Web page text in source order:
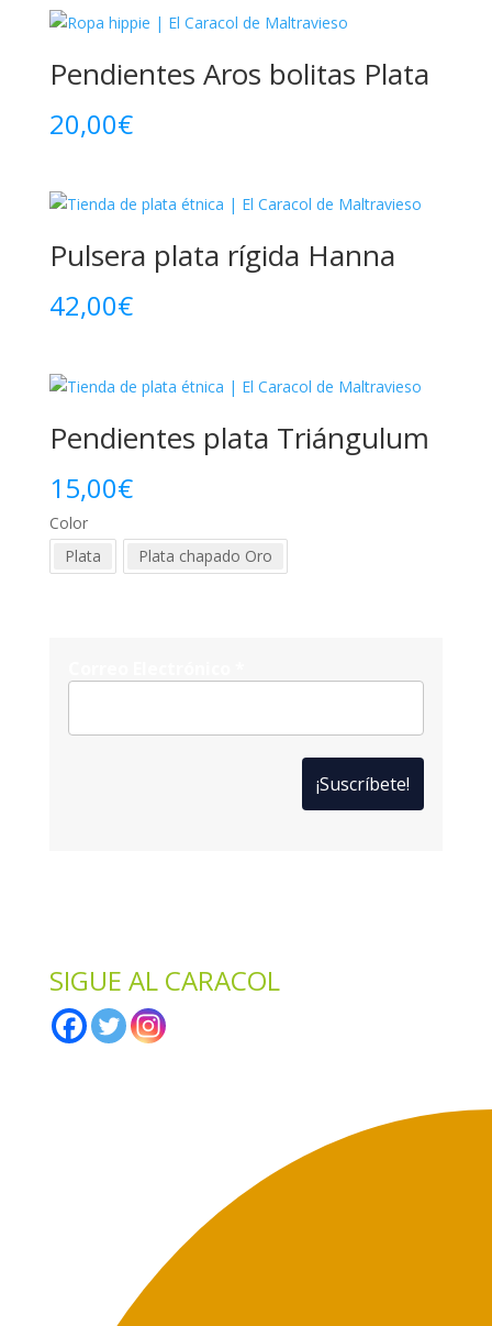
Pendientes Aros bolitas Plata
20,00€
Pulsera plata rígida Hanna
42,00€
Pendientes plata Triángulum
15,00€
Color
Plata
Plata chapado Oro
SIGUE AL CARACOL